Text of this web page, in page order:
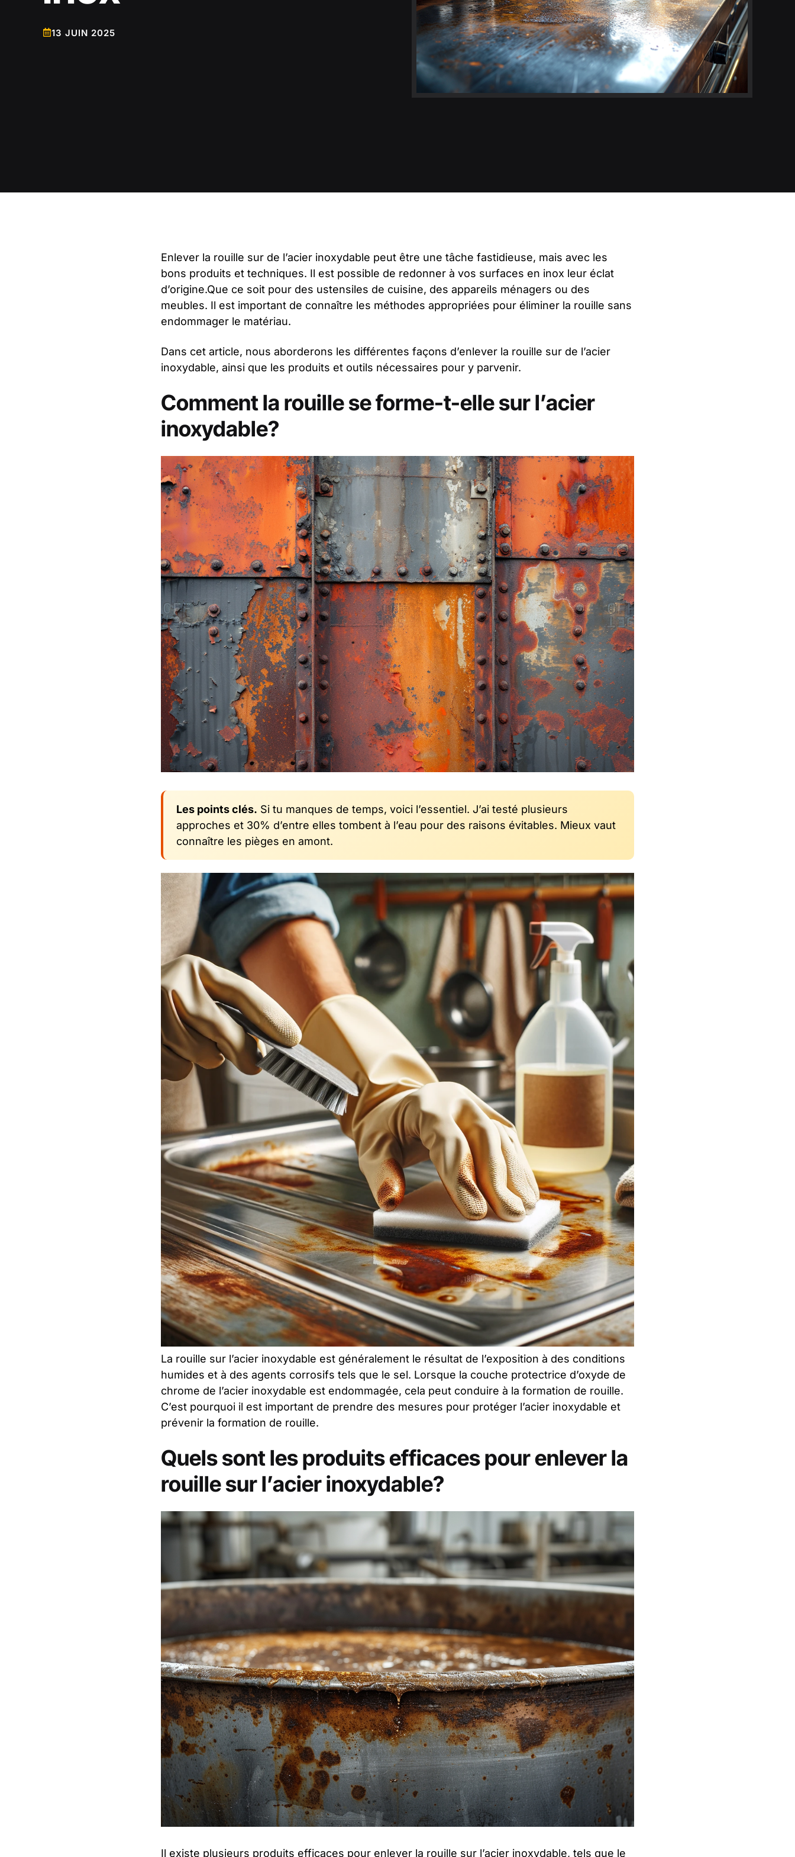
13 JUIN 2025
Enlever la rouille sur de l’acier inoxydable peut être une tâche fastidieuse, mais avec les
bons produits et techniques. Il est possible de redonner à vos surfaces en inox leur éclat
d’origine.Que ce soit pour des ustensiles de cuisine, des appareils ménagers ou des
meubles. Il est important de connaître les méthodes appropriées pour éliminer la rouille sans
endommager le matériau.
Dans cet article, nous aborderons les différentes façons d’enlever la rouille sur de l’acier
inoxydable, ainsi que les produits et outils nécessaires pour y parvenir.
Comment la rouille se forme-t-elle sur l’acier
inoxydable?
Les points clés. Si tu manques de temps, voici l’essentiel. J’ai testé plusieurs
approches et 30% d’entre elles tombent à l’eau pour des raisons évitables. Mieux vaut
connaître les pièges en amont.
La rouille sur l’acier inoxydable est généralement le résultat de l’exposition à des conditions
humides et à des agents corrosifs tels que le sel. Lorsque la couche protectrice d’oxyde de
chrome de l’acier inoxydable est endommagée, cela peut conduire à la formation de rouille.
C’est pourquoi il est important de prendre des mesures pour protéger l’acier inoxydable et
prévenir la formation de rouille.
Quels sont les produits efficaces pour enlever la
rouille sur l’acier inoxydable?
Il existe plusieurs produits efficaces pour enlever la rouille sur l’acier inoxydable, tels que le